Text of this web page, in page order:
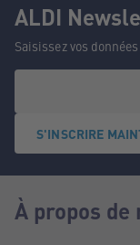
ALDI
Saisissez vos
S'INSCRIRE
À propos de